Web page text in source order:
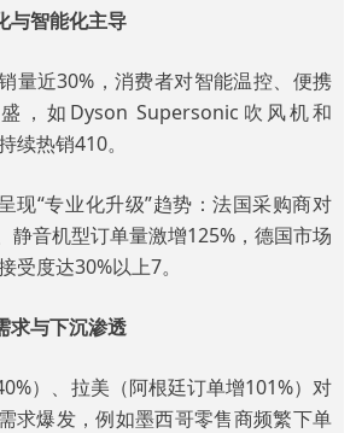
与智能化主导
量近30%，消费者对智能温控、便携
，如Dyson Supersonic吹风机和
续热销410。
现“专业化升级”趋势：法国采购商对
静音机型订单量激增125%，德国市场
受度达30%以上7。
求与下沉渗透
）、拉美（阿根廷订单增101%）对
求爆发，例如墨西哥零售商频繁下单